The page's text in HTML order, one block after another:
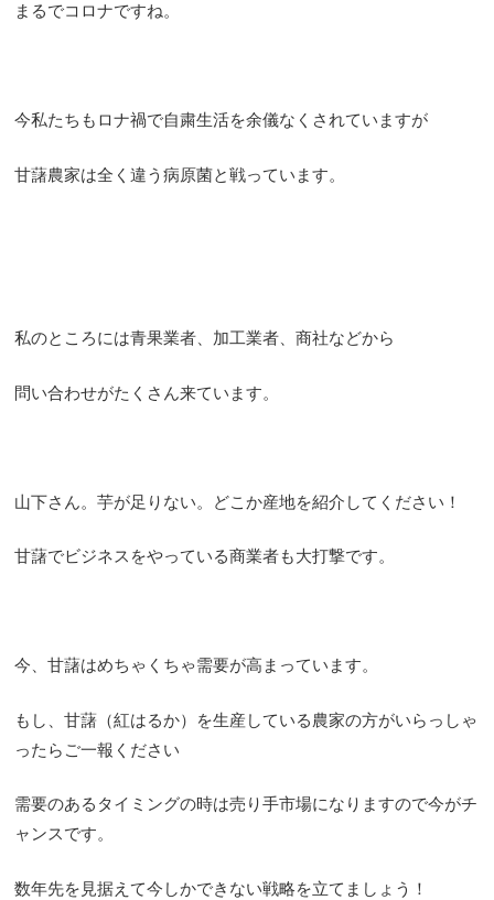
まるでコロナですね。
今私たちもロナ禍で自粛生活を余儀なくされていますが
甘藷農家は全く違う病原菌と戦っています。
私のところには青果業者、加工業者、商社などから
問い合わせがたくさん来ています。
山下さん。芋が足りない。どこか産地を紹介してください！
甘藷でビジネスをやっている商業者も大打撃です。
今、甘藷はめちゃくちゃ需要が高まっています。
もし、甘藷（紅はるか）を生産している農家の方がいらっしゃ
ったらご一報ください
需要のあるタイミングの時は売り手市場になりますので今がチ
ャンスです。
数年先を見据えて今しかできない戦略を立てましょう！